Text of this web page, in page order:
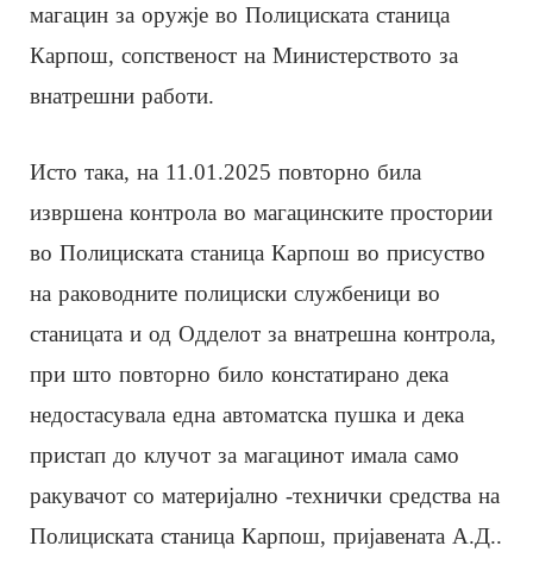
магацин за оружје во Полициската станица
Карпош, сопственост на Министерството за
внатрешни работи.
Исто така, на 11.01.2025 повторно била
извршена контрола во магацинските простории
во Полициската станица Карпош во присуство
на раководните полициски службеници во
станицата и од Одделот за внатрешна контрола,
при што повторно било констатирано дека
недостасувала една автоматска пушка и дека
пристап до клучот за магацинот имала само
ракувачот со материјално -технички средства на
Полициската станица Карпош, пријавената А.Д..